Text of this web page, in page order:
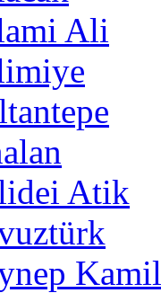
Ali
Atik
Kamil